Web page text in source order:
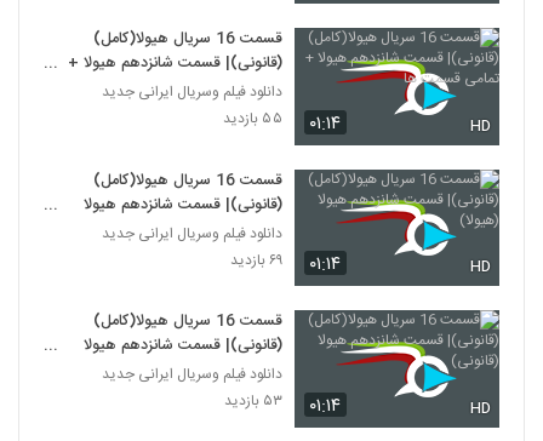
۰۱:۱۴ HD
قسمت 16 سریال هیولا(کامل)
(قانونی)| قسمت شانزدهم هیولا +
تمامی قسمت ها
دانلود فیلم وسریال ایرانی جدید
۵۵ بازدید
۰۱:۱۴ HD
قسمت 16 سریال هیولا(کامل)
(قانونی)| قسمت شانزدهم هیولا
(هیولا)
دانلود فیلم وسریال ایرانی جدید
۶۹ بازدید
۰۱:۱۴ HD
قسمت 16 سریال هیولا(کامل)
(قانونی)| قسمت شانزدهم هیولا
(قانونی)
دانلود فیلم وسریال ایرانی جدید
۵۳ بازدید